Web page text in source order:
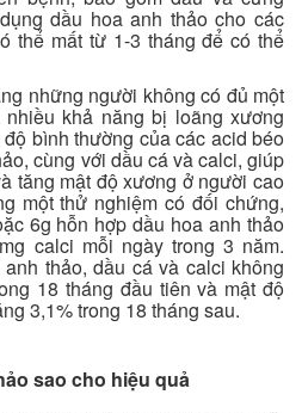
dầu hoa anh thảo cho các
thể mất từ 1-3 tháng để có thể
những người không có đủ một
khả năng bị loãng xương
bình thường của các acid béo
cùng với dầu cá và calci, giúp
tăng mật độ xương ở người cao
một thử nghiệm có đối chứng,
6g hỗn hợp dầu hoa anh thảo
calci mỗi ngày trong 3 năm.
thảo, dầu cá và calci không
18 tháng đầu tiên và mật độ
3,1% trong 18 tháng sau.
sao cho hiệu quả